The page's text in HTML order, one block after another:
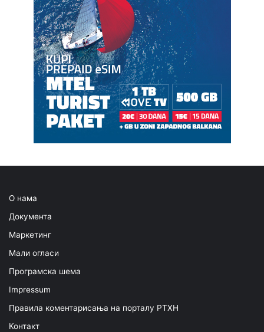
О нама
Документа
Маркетинг
Мали огласи
Програмска шема
Impressum
Правила коментарисања на порталу РТХН
Контакт